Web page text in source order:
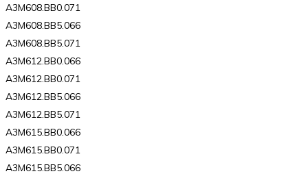
A3M608.BB0.071
A3M608.BB5.066
A3M608.BB5.071
A3M612.BB0.066
A3M612.BB0.071
A3M612.BB5.066
A3M612.BB5.071
A3M615.BB0.066
A3M615.BB0.071
A3M615.BB5.066